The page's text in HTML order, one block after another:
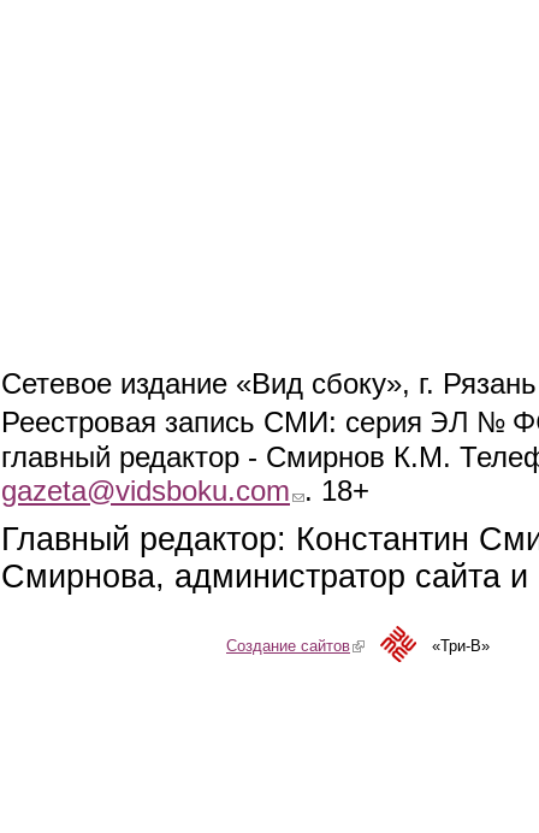
Сетевое издание «Вид сбоку», г.
Реестровая запись СМИ: серия ЭЛ №
главный редактор - Смирнов К.М.
gazeta@vidsboku.com (link sends e-mail)
. 18+
Главный редактор: Константин
Смирнова, администратор сайта
Создание сайтов(link is external)«Три-В»